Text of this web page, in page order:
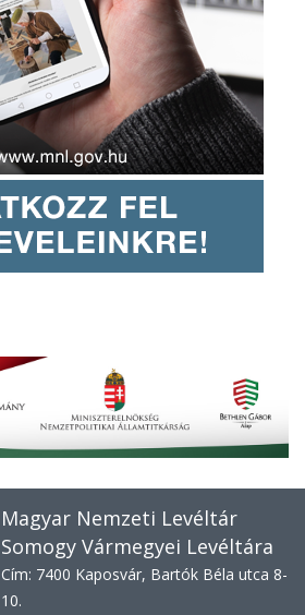
Magyar Nemzeti Levéltár
Somogy Vármegyei Levéltára
Cím: 7400 Kaposvár, Bartók Béla utca 8-
10.